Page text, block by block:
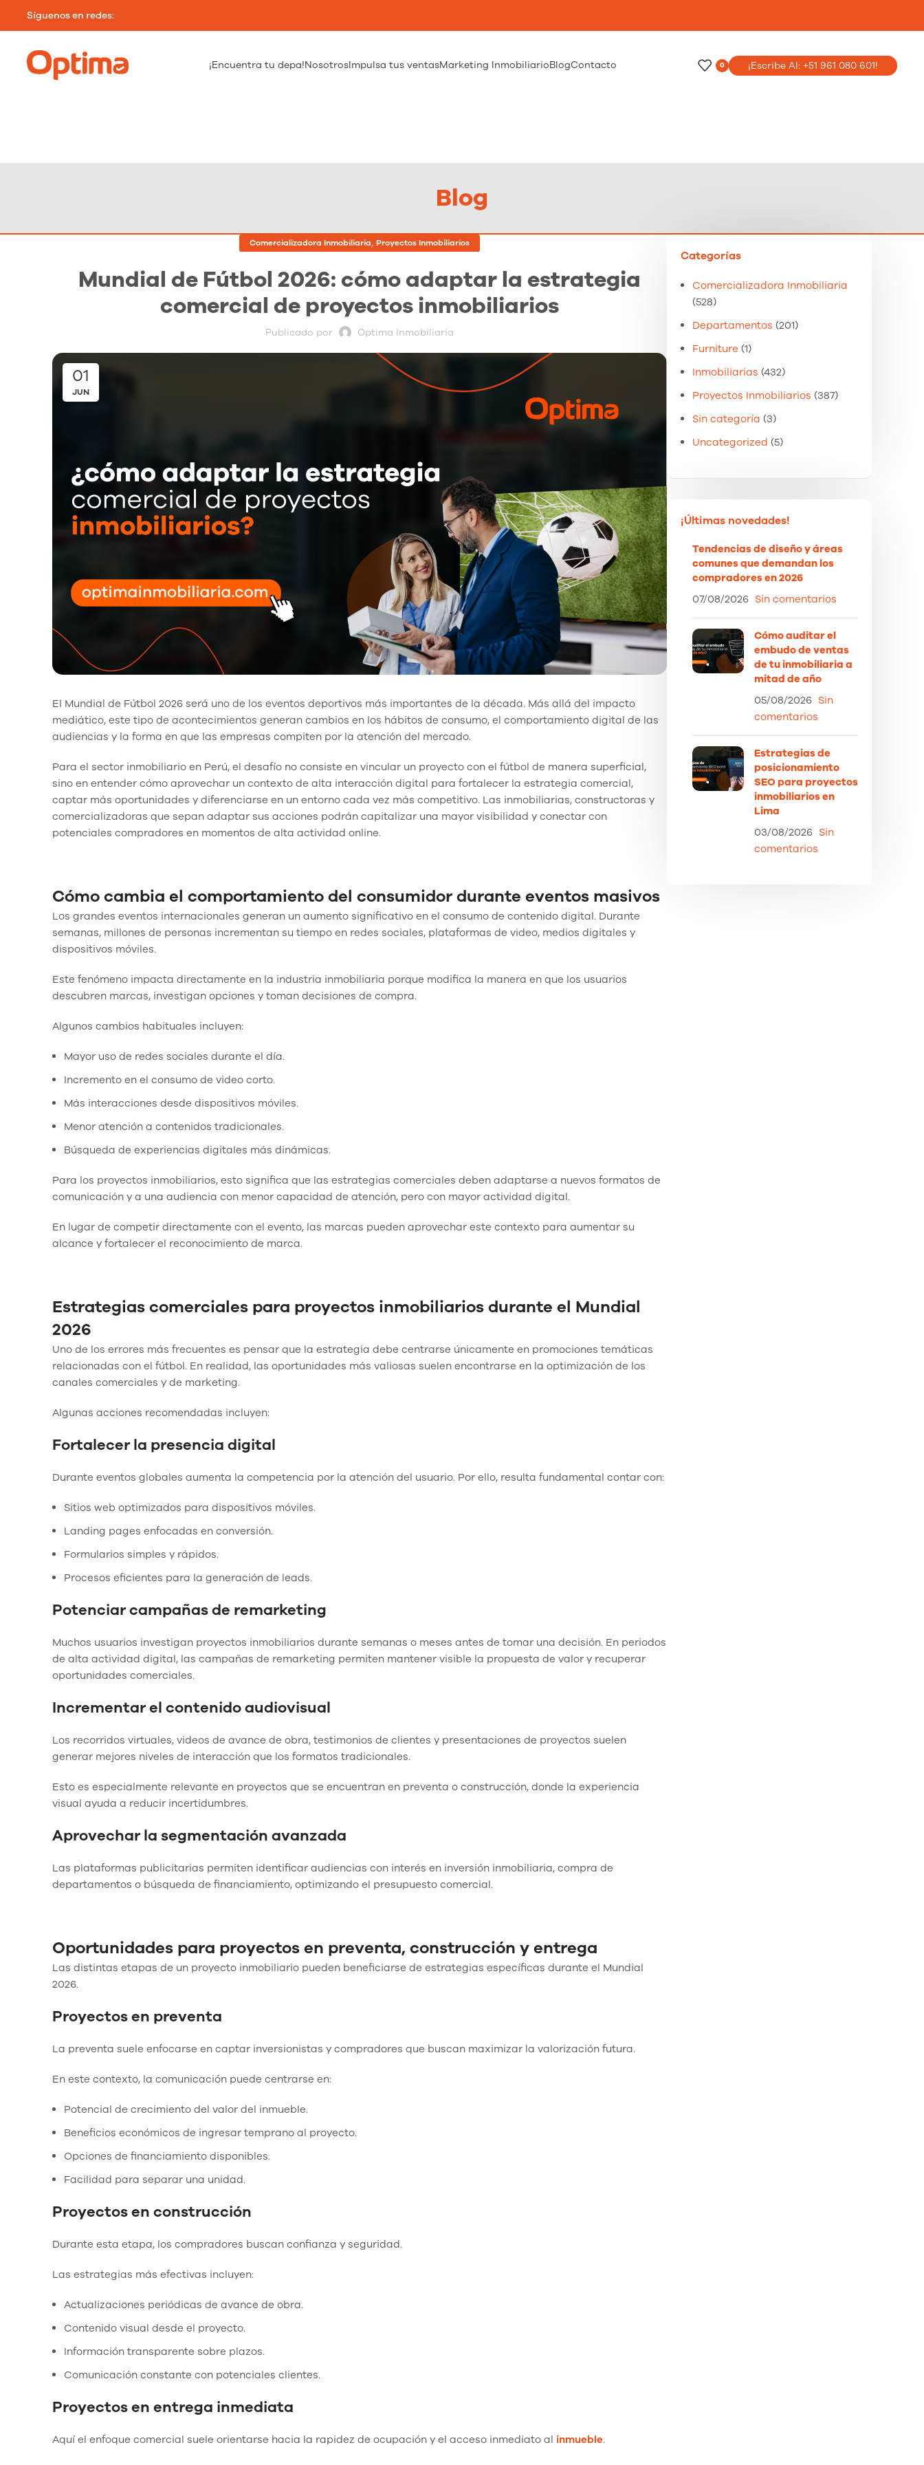
Síguenos en redes:
¡Encuentra tu depa!NosotrosImpulsa tus ventasMarketing InmobiliarioBlogContacto 0 ¡Escribe Al: +51 961 080 601!
Blog
Comercializadora Inmobiliaria, Proyectos Inmobiliarios
Mundial de Fútbol 2026: cómo adaptar la estrategia
comercial de proyectos inmobiliarios
Publicado por Optima Inmobiliaria
01
JUN
El Mundial de Fútbol 2026 será uno de los eventos deportivos más importantes de la década. Más allá del impacto
mediático, este tipo de acontecimientos generan cambios en los hábitos de consumo, el comportamiento digital de las
audiencias y la forma en que las empresas compiten por la atención del mercado.
Para el sector inmobiliario en Perú, el desafío no consiste en vincular un proyecto con el fútbol de manera superficial,
sino en entender cómo aprovechar un contexto de alta interacción digital para fortalecer la estrategia comercial,
captar más oportunidades y diferenciarse en un entorno cada vez más competitivo. Las inmobiliarias, constructoras y
comercializadoras que sepan adaptar sus acciones podrán capitalizar una mayor visibilidad y conectar con
potenciales compradores en momentos de alta actividad online.
Cómo cambia el comportamiento del consumidor durante eventos masivos
Los grandes eventos internacionales generan un aumento significativo en el consumo de contenido digital. Durante
semanas, millones de personas incrementan su tiempo en redes sociales, plataformas de video, medios digitales y
dispositivos móviles.
Este fenómeno impacta directamente en la industria inmobiliaria porque modifica la manera en que los usuarios
descubren marcas, investigan opciones y toman decisiones de compra.
Algunos cambios habituales incluyen:
Mayor uso de redes sociales durante el día.
Incremento en el consumo de video corto.
Más interacciones desde dispositivos móviles.
Menor atención a contenidos tradicionales.
Búsqueda de experiencias digitales más dinámicas.
Para los proyectos inmobiliarios, esto significa que las estrategias comerciales deben adaptarse a nuevos formatos de
comunicación y a una audiencia con menor capacidad de atención, pero con mayor actividad digital.
En lugar de competir directamente con el evento, las marcas pueden aprovechar este contexto para aumentar su
alcance y fortalecer el reconocimiento de marca.
Estrategias comerciales para proyectos inmobiliarios durante el Mundial
2026
Uno de los errores más frecuentes es pensar que la estrategia debe centrarse únicamente en promociones temáticas
relacionadas con el fútbol. En realidad, las oportunidades más valiosas suelen encontrarse en la optimización de los
canales comerciales y de marketing.
Algunas acciones recomendadas incluyen:
Fortalecer la presencia digital
Durante eventos globales aumenta la competencia por la atención del usuario. Por ello, resulta fundamental contar con:
Sitios web optimizados para dispositivos móviles.
Landing pages enfocadas en conversión.
Formularios simples y rápidos.
Procesos eficientes para la generación de leads.
Potenciar campañas de remarketing
Muchos usuarios investigan proyectos inmobiliarios durante semanas o meses antes de tomar una decisión. En periodos
de alta actividad digital, las campañas de remarketing permiten mantener visible la propuesta de valor y recuperar
oportunidades comerciales.
Incrementar el contenido audiovisual
Los recorridos virtuales, videos de avance de obra, testimonios de clientes y presentaciones de proyectos suelen
generar mejores niveles de interacción que los formatos tradicionales.
Esto es especialmente relevante en proyectos que se encuentran en preventa o construcción, donde la experiencia
visual ayuda a reducir incertidumbres.
Aprovechar la segmentación avanzada
Las plataformas publicitarias permiten identificar audiencias con interés en inversión inmobiliaria, compra de
departamentos o búsqueda de financiamiento, optimizando el presupuesto comercial.
Oportunidades para proyectos en preventa, construcción y entrega
Las distintas etapas de un proyecto inmobiliario pueden beneficiarse de estrategias específicas durante el Mundial
2026.
Proyectos en preventa
La preventa suele enfocarse en captar inversionistas y compradores que buscan maximizar la valorización futura.
En este contexto, la comunicación puede centrarse en:
Potencial de crecimiento del valor del inmueble.
Beneficios económicos de ingresar temprano al proyecto.
Opciones de financiamiento disponibles.
Facilidad para separar una unidad.
Proyectos en construcción
Durante esta etapa, los compradores buscan confianza y seguridad.
Las estrategias más efectivas incluyen:
Actualizaciones periódicas de avance de obra.
Contenido visual desde el proyecto.
Información transparente sobre plazos.
Comunicación constante con potenciales clientes.
Proyectos en entrega inmediata
Aquí el enfoque comercial suele orientarse hacia la rapidez de ocupación y el acceso inmediato al inmueble.
Categorías
Comercializadora Inmobiliaria
(528)
Departamentos (201)
Furniture (1)
Inmobiliarias (432)
Proyectos Inmobiliarios (387)
Sin categoría (3)
Uncategorized (5)
¡Últimas novedades!
Tendencias de diseño y áreas
comunes que demandan los
compradores en 2026
07/08/2026 Sin comentarios
Cómo auditar el
embudo de ventas
de tu inmobiliaria a
mitad de año
05/08/2026 Sin
comentarios
Estrategias de
posicionamiento
SEO para proyectos
inmobiliarios en
Lima
03/08/2026 Sin
comentarios